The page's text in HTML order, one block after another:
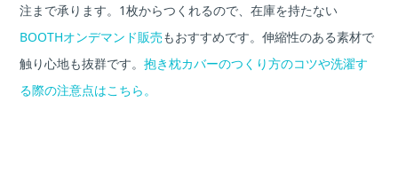
注まで承ります。1枚からつくれるので、在庫を持たない
BOOTHオンデマンド販売もおすすめです。伸縮性のある素材で
触り心地も抜群です。抱き枕カバーのつくり方のコツや洗濯す
る際の注意点はこちら。